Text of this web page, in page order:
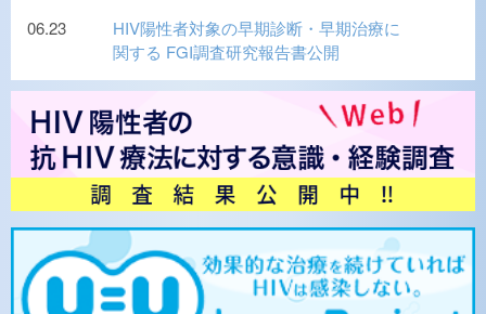
06.23
HIV陽性者対象の早期診断・早期治療に
関する FGI調査研究報告書公開